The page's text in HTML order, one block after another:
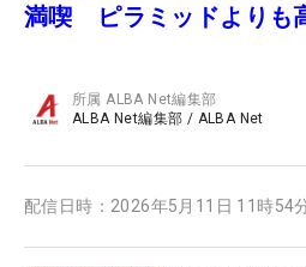
満喫 ピラミッドよりも
所属ALBA Net編集部
ALBA Net編集部 / ALBA Net
配信日時： 2026年5月11日 11時54